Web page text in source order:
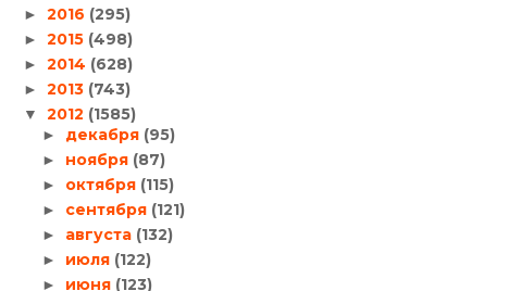
► 2016 (295)
► 2015 (498)
► 2014 (628)
► 2013 (743)
▼ 2012 (1585)
► декабря (95)
► ноября (87)
► октября (115)
► сентября (121)
► августа (132)
► июля (122)
► июня (123)